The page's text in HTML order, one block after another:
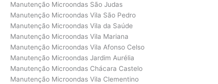
Manutenção Microondas São Judas
Manutenção Microondas Vila São Pedro
Manutenção Microondas Vila da Saúde
Manutenção Microondas Vila Mariana
Manutenção Microondas Vila Afonso Celso
Manutenção Microondas Jardim Aurélia
Manutenção Microondas Chácara Castelo
Manutenção Microondas Vila Clementino